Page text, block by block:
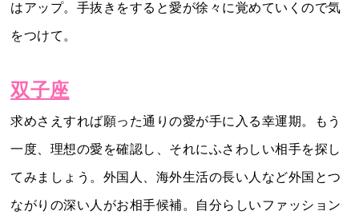
はアップ。手抜きをすると愛が徐々に覚めていくので気
をつけて。
双子座
求めさえすれば願った通りの愛が手に入る幸運期。もう
一度、理想の愛を確認し、それにふさわしい相手を探し
てみましょう。外国人、海外生活の長い人など外国とつ
ながりの深い人がお相手候補。自分らしいファッション